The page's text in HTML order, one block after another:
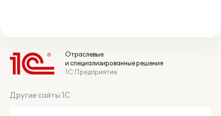
Отраслевые
и специализированные решения
1С:Предприятие
Другие сайты 1С